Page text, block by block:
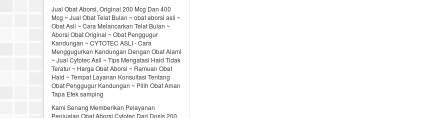
Jual Obat Aborsi, Original 200 Mcg Dan 400
Mcg ~ Jual Obat Telat Bulan ~ obat aborsi asli ~
Obat Asli ~ Cara Melancarkan Telat Bulan ~
Aborsi Obat Original ~ Obat Penggugur
Kandungan ~ CYTOTEC ASLI - Cara
Menggugurkan Kandungan Dengan Obat Alami
~ Jual Cytotec Asli ~ Tips Mengatasi Haid Tidak
Teratur ~ Harga Obat Aborsi ~ Ramuan Obat
Haid ~ Tempat Layanan Konsultasi Tentang
Obat Penggugur Kandungan ~ Pilih Obat Aman
Tapa Efek samping
Kami Senang Memberikan Pelayanan
Penjualan Obat Aborsi Cytotec Dari Dosis 200